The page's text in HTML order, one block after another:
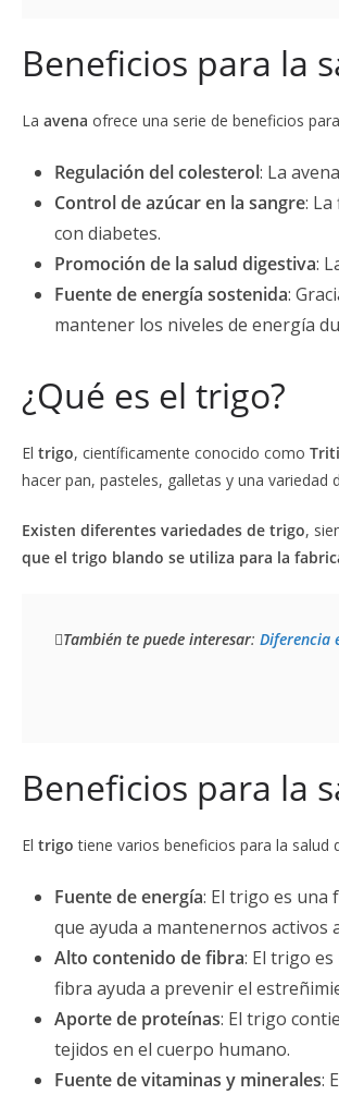
Beneficios para la
La avena ofrece una serie de beneficios
Regulación del colesterol: La
Control de azúcar en la sangre:
con diabetes.
Promoción de la salud digestiva:
Fuente de energía sostenida:
mantener los niveles de energía
¿Qué es el trigo?
El trigo, científicamente conocido como
hacer pan, pasteles, galletas y una
Existen diferentes variedades de trigo,
que el trigo blando se utiliza para la
También te puede interesar: Diferencia
Beneficios para la
El trigo tiene varios beneficios para la salud
Fuente de energía: El trigo es una
que ayuda a mantenernos activos
Alto contenido de fibra: El trigo
fibra ayuda a prevenir el
Aporte de proteínas: El trigo
tejidos en el cuerpo humano.
Fuente de vitaminas y minerales: